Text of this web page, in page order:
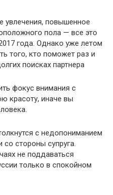
повышенное
пола — все это
года. Однако уже летом
того, кто поможет раз и
поисках партнера
фокус внимания с
красоту, иначе вы
с недопониманием
со стороны супруга.
не поддаваться
только в спокойном